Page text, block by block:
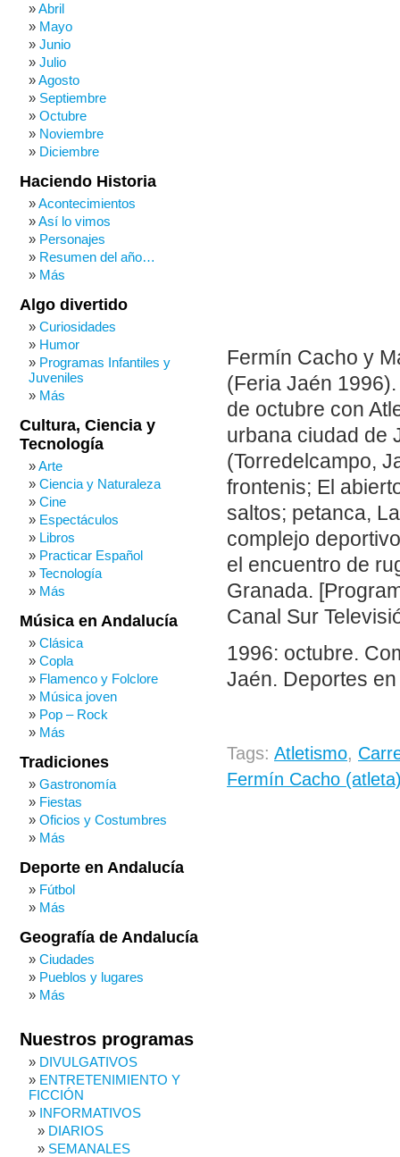
Fermín Cacho y
(Feria Jaén
de octubre con
urbana ciudad de
(Torredelcampo,
frontenis; El
saltos; petanca,
complejo
el encuentro de
Granada.
Canal Sur
1996: octubre.
Jaén. Deportes
Tags: Atletismo,
Fermín Cacho
Abril
Mayo
Junio
Julio
Agosto
Septiembre
Octubre
Noviembre
Diciembre
Haciendo Historia
Acontecimientos
Así lo vimos
Personajes
Resumen del año…
Más
Algo divertido
Curiosidades
Humor
Programas Infantiles y
Juveniles
Más
Cultura, Ciencia y
Tecnología
Arte
Ciencia y Naturaleza
Cine
Espectáculos
Libros
Practicar Español
Tecnología
Más
Música en Andalucía
Clásica
Copla
Flamenco y Folclore
Música joven
Pop – Rock
Más
Tradiciones
Gastronomía
Fiestas
Oficios y Costumbres
Más
Deporte en Andalucía
Fútbol
Más
Geografía de Andalucía
Ciudades
Pueblos y lugares
Más
Nuestros programas
DIVULGATIVOS
ENTRETENIMIENTO Y
FICCIÓN
INFORMATIVOS
DIARIOS
SEMANALES